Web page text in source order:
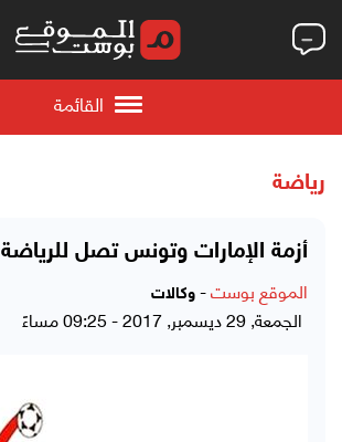
القائمة
رياضة
أزمة الإمارات وتونس تصل للرياضة
الموقع بوست- وكالات
الجمعة, 29 ديسمبر, 2017 - 09:25 مساءً